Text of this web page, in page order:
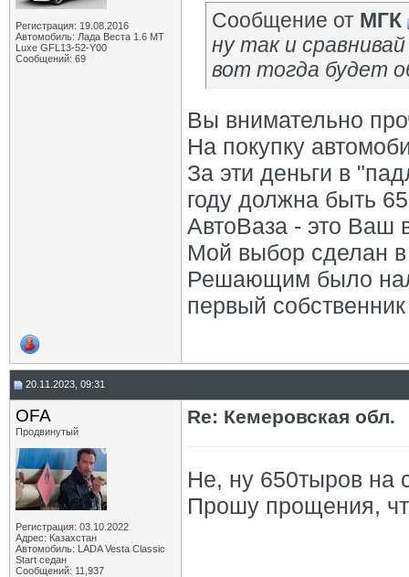
Регистрация: 19.08.2016
Автомобиль: Лада Веста 1.6 MT
Luxe GFL13-52-Y00
Сообщений: 69
Сообщение от МГК
ну так и
вот тогда будет
Вы внимательно
На покупку
За эти деньги в
году должна быть
АвтоВаза - это Ваш
Мой выбор сделан в
Решающим было
первый
20.11.2023, 09:31
OFA
Продвинутый
Регистрация: 03.10.2022
Адрес: Казахстан
Автомобиль: LADA Vesta Classic
Start седан
Сообщений: 11,937
Re: Кемеровская обл.
Не, ну 650тыров на
Прошу прощения,